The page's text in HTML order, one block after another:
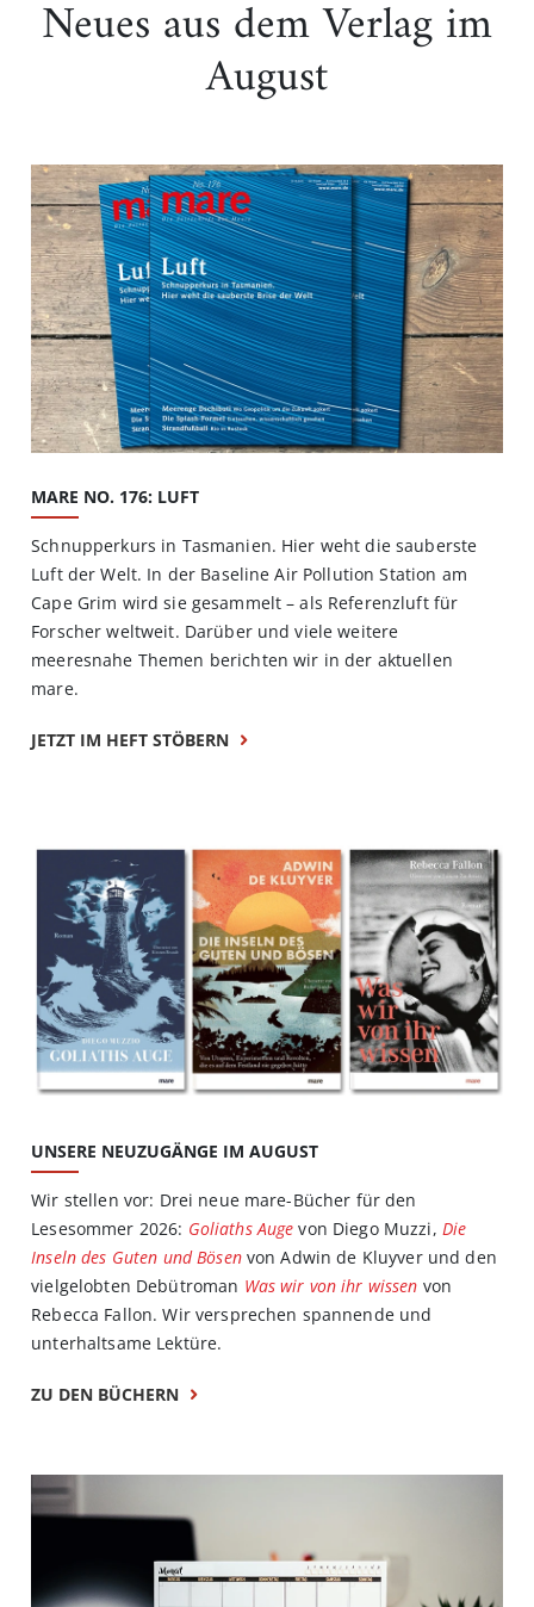
Neues aus dem Verlag im
August
MARE NO. 176: LUFT
Schnupperkurs in Tasmanien. Hier weht die sauberste
Luft der Welt. In der Baseline Air Pollution Station am
Cape Grim wird sie gesammelt – als Referenzluft für
Forscher weltweit. Darüber und viele weitere
meeresnahe Themen berichten wir in der aktuellen
mare.
JETZT IM HEFT STÖBERN
UNSERE NEUZUGÄNGE IM AUGUST
Wir stellen vor: Drei neue mare-Bücher für den
Lesesommer 2026: Goliaths Auge von Diego Muzzi, Die
Inseln des Guten und Bösenvon Adwin de Kluyver und den
vielgelobten Debütroman Was wir von ihr wissen von
Rebecca Fallon. Wir versprechen spannende und
unterhaltsame Lektüre.
ZU DEN BÜCHERN